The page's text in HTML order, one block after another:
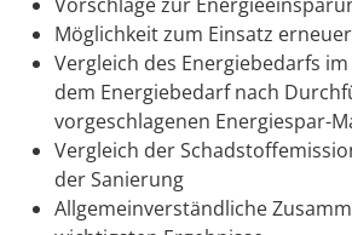
Möglichkeit zum Einsatz
Vergleich des Energiebedarfs
dem Energiebedarf nach
vorgeschlagenen Energiespar-
Vergleich der
der Sanierung
Allgemeinverständliche